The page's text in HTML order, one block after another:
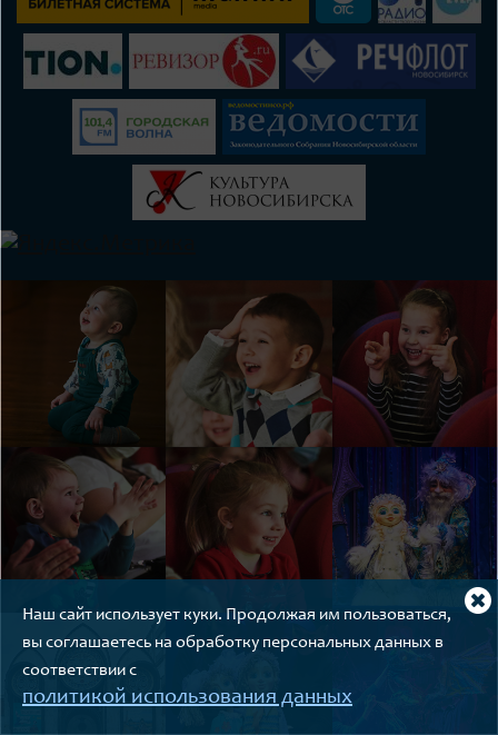
Наш сайт использует куки. Продолжая им пользоваться,
вы соглашаетесь на обработку персональных данных в
соответствии с
политикой использования данных